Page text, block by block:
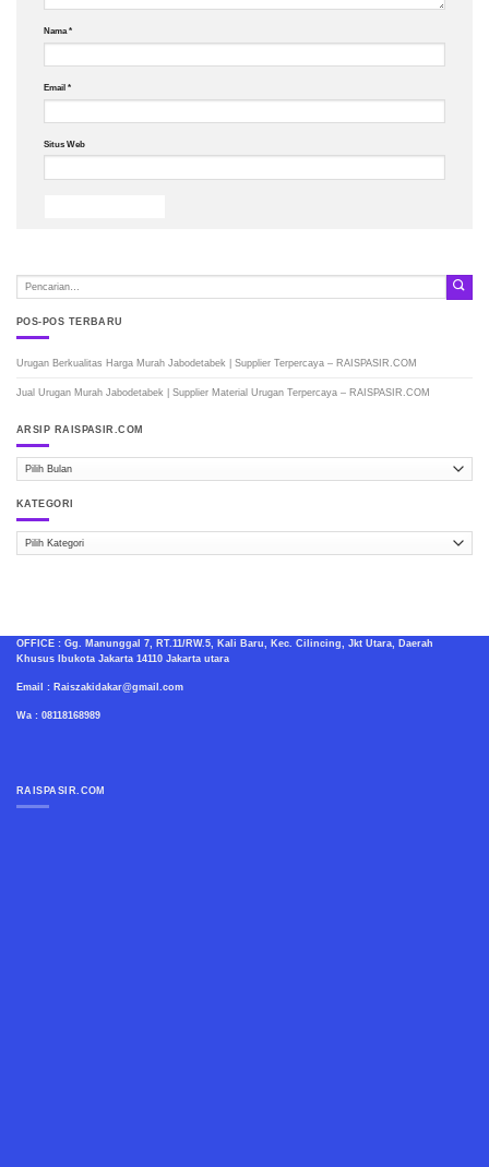
Nama*
Email *
Situs Web
POS-POS TERBARU
Urugan Berkualitas Harga Murah Jabodetabek | Supplier Terpercaya – RAISPASIR.COM
Jual Urugan Murah Jabodetabek | Supplier Material Urugan Terpercaya – RAISPASIR.COM
ARSIP RAISPASIR.COM
ARSIP
KATEGORI
Kategori
OFFICE : Gg. Manunggal 7, RT.11/RW.5, Kali Baru, Kec. Cilincing, Jkt Utara, Daerah
Khusus Ibukota Jakarta 14110 Jakarta utara
Email : Raiszakidakar@gmail.com
Wa : 08118168989
RAISPASIR.COM